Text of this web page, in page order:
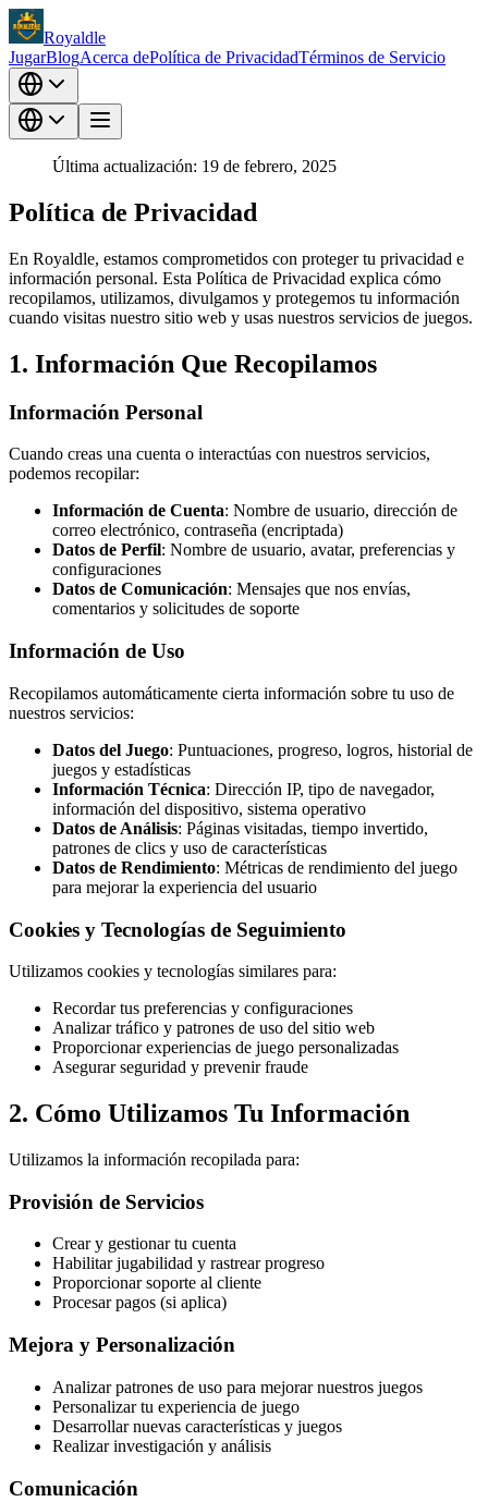
Royaldle
JugarBlogAcerca dePolítica de PrivacidadTérminos de Servicio
Última actualización: 19 de febrero, 2025
Política de Privacidad
En Royaldle, estamos comprometidos con proteger tu privacidad e
información personal. Esta Política de Privacidad explica cómo
recopilamos, utilizamos, divulgamos y protegemos tu información
cuando visitas nuestro sitio web y usas nuestros servicios de juegos.
1. Información Que Recopilamos
Información Personal
Cuando creas una cuenta o interactúas con nuestros servicios,
podemos recopilar:
Información de Cuenta: Nombre de usuario, dirección de
correo electrónico, contraseña (encriptada)
Datos de Perfil: Nombre de usuario, avatar, preferencias y
configuraciones
Datos de Comunicación: Mensajes que nos envías,
comentarios y solicitudes de soporte
Información de Uso
Recopilamos automáticamente cierta información sobre tu uso de
nuestros servicios:
Datos del Juego: Puntuaciones, progreso, logros, historial de
juegos y estadísticas
Información Técnica: Dirección IP, tipo de navegador,
información del dispositivo, sistema operativo
Datos de Análisis: Páginas visitadas, tiempo invertido,
patrones de clics y uso de características
Datos de Rendimiento: Métricas de rendimiento del juego
para mejorar la experiencia del usuario
Cookies y Tecnologías de Seguimiento
Utilizamos cookies y tecnologías similares para:
Recordar tus preferencias y configuraciones
Analizar tráfico y patrones de uso del sitio web
Proporcionar experiencias de juego personalizadas
Asegurar seguridad y prevenir fraude
2. Cómo Utilizamos Tu Información
Utilizamos la información recopilada para:
Provisión de Servicios
Crear y gestionar tu cuenta
Habilitar jugabilidad y rastrear progreso
Proporcionar soporte al cliente
Procesar pagos (si aplica)
Mejora y Personalización
Analizar patrones de uso para mejorar nuestros juegos
Personalizar tu experiencia de juego
Desarrollar nuevas características y juegos
Realizar investigación y análisis
Comunicación